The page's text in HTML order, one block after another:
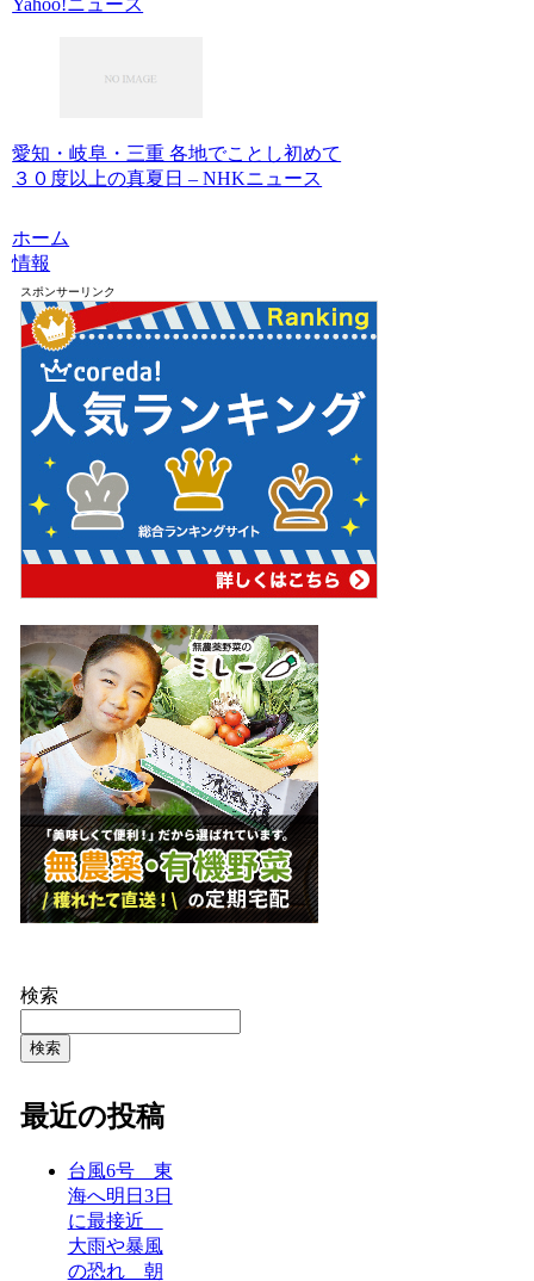
Yahoo!ニュース
愛知・岐阜・三重 各地でことし初めて
３０度以上の真夏日 – NHKニュース
ホーム
情報
スポンサーリンク
検索
検索
最近の投稿
台風6号 東
海へ明日3日
に最接近
大雨や暴風
の恐れ 朝